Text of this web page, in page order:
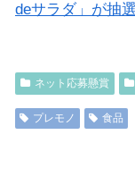
deサラダ」が抽
ネット応募懸賞
プレモノ 食品